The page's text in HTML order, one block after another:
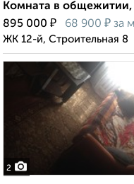
Комната в общежитии,
895 000 ₽ 68 900 ₽ за
ЖК 12-й, Строительная 8
2